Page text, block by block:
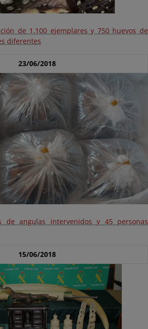
de 1.100 ejemplares y 750 huevos de
diferentes
23/06/2018
de angulas intervenidos y 45 personas
15/06/2018